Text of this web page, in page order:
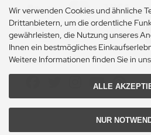
Social Media
Wir verwenden Cookies und ähnliche
Drittanbietern, um die ordentliche
gewährleisten, die Nutzung unseres
Ihnen ein bestmögliches
Weitere Informationen finden Sie in
ALLE
NUR